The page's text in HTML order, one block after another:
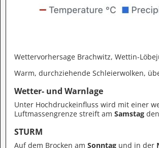
Wettervorhersage Brachwitz, Wettin-
Warm, durchziehende Schleierwolken,
Wetter- und Warnlage
Unter Hochdruckeinfluss wird mit einer
Luftmassengrenze streift am Samstag
STURM
Auf dem Brocken am Sonntagund in der